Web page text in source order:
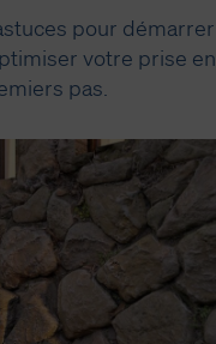
pour démarrer
votre prise en
pas.